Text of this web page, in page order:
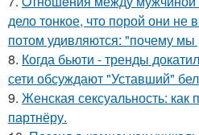
дело тонкое, что порой они не
потом удивляются: "почему мы
8. Когда бьюти - тренды
сети обсуждают "Уставший"
9. Женская сексуальность: как
партнёру.